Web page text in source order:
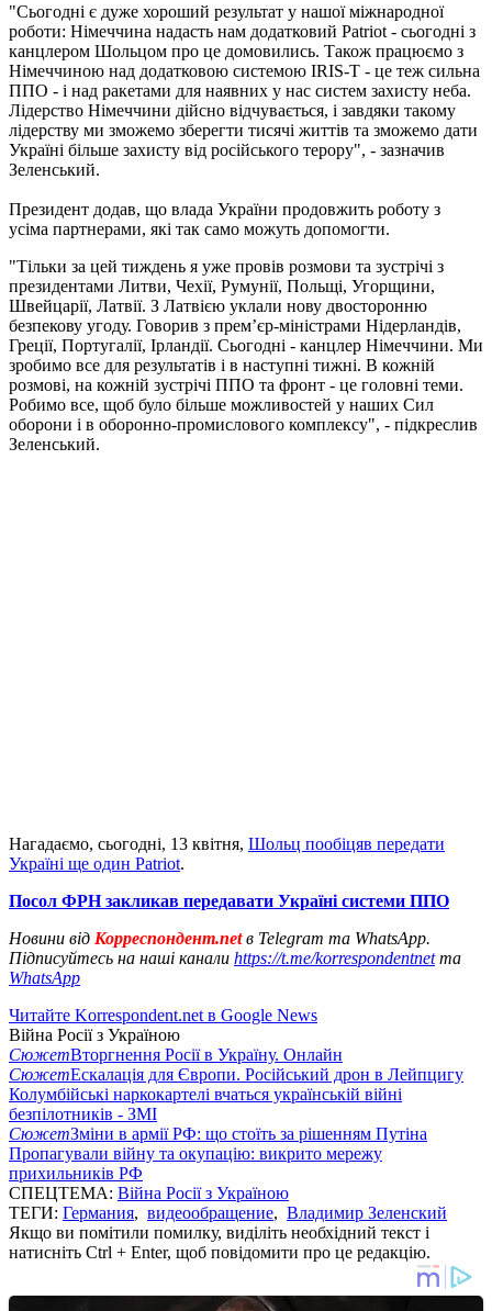
"Сьогодні є дуже хороший результат у нашої міжнародної
роботи: Німеччина надасть нам додатковий Patriot - сьогодні з
канцлером Шольцом про це домовились. Також працюємо з
Німеччиною над додатковою системою IRIS-T - це теж сильна
ППО - і над ракетами для наявних у нас систем захисту неба.
Лідерство Німеччини дійсно відчувається, і завдяки такому
лідерству ми зможемо зберегти тисячі життів та зможемо дати
Україні більше захисту від російського терору", - зазначив
Зеленський.
Президент додав, що влада України продовжить роботу з
усіма партнерами, які так само можуть допомогти.
"Тільки за цей тиждень я уже провів розмови та зустрічі з
президентами Литви, Чехії, Румунії, Польщі, Угорщини,
Швейцарії, Латвії. З Латвією уклали нову двосторонню
безпекову угоду. Говорив з премʼєр-міністрами Нідерландів,
Греції, Португалії, Ірландії. Сьогодні - канцлер Німеччини. Ми
зробимо все для результатів і в наступні тижні. В кожній
розмові, на кожній зустрічі ППО та фронт - це головні теми.
Робимо все, щоб було більше можливостей у наших Сил
оборони і в оборонно-промислового комплексу", - підкреслив
Зеленський.
Нагадаємо, сьогодні, 13 квітня, Шольц пообіцяв передати
Україні ще один Patriot.
Посол ФРН закликав передавати Україні системи ППО
Новини від Корреспондент.netв Telegram та WhatsApp.
Підписуйтесь на наші канали https://t.me/korrespondentnetта
WhatsApp
Читайте Korrespondent.net в Google News
Війна Росії з Україною
СюжетВторгнення Росії в Україну. Онлайн
СюжетЕскалація для Європи. Російський дрон в Лейпцигу
Колумбійські наркокартелі вчаться українській війні
безпілотників - ЗМІ
СюжетЗміни в армії РФ: що стоїть за рішенням Путіна
Пропагували війну та окупацію: викрито мережу
прихильників РФ
СПЕЦТЕМА: Війна Росії з Україною
ТЕГИ: Германия, видеообращение, Владимир Зеленский
Якщо ви помітили помилку, виділіть необхідний текст і
натисніть Ctrl + Enter, щоб повідомити про це редакцію.